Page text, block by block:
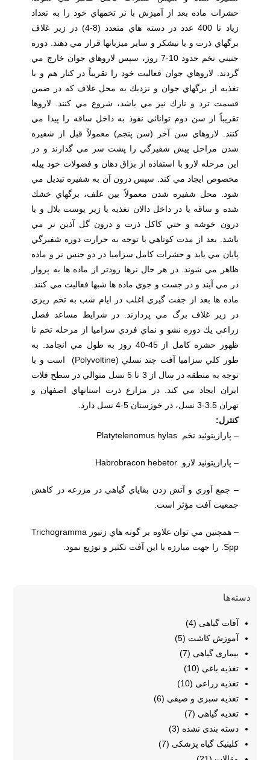
حشرات ماده بعد از آميزش با نر تخمهاي خود را به تعداد
زياد تا 400 عدد در دسته هاي متعدد (8-4) در زير غلاف
برگهاي ذرت و يا نيشكر و ساير ميزبانها قرار مي دهند. دوره
جنيني تخم حدود 10-7 روز، سپس لاروهاي جوان خارج مي
گردند. لاروهاي جوان فعاليت خود را تقريباً در كنار هم و با
تغذيه از برگهاي جوان و نزديك به محل غلاف كه در ضمن
قسمت ترد و نازك نيز مي باشد، شروع مي كنند. لاروها
تقريباً از سن دوم توانائي نفوذ به داخل ساقه را پيدا مي
كنند. لاروهاي سن آخر (سن پنجم) معمولاً قبل از شفيره
شدن مراحل پيش شفيرگي را پشت سر مي گذارند و در
اين مرحله لارو با استفاده از بزاق دهان و فضولات خود پيله
مخصوص ايجاد مي كند. سپس درون آن به شفيره تبديل مي
شود. محل شفيره شدن معمولاً بين علف، برگهاي خشك
شده و ساقه يا در داخل دالان تغذيه يا زير پوست بلال و يا
درون خوشه و حتي كاكل ذرت و درون گل آذين نر مي
باشد. بعد از مدت كوتاهي با توجه به حرارت دوره شفيرگي
پايان مي يابد و حشرات كامل سزاميا در دو جنس نر و ماده
ظاهر مي شوند. در هر حال نرها زودتر از ماده ها به پرواز
در مي آيند و در جست و جوي ماده ها شبها فعاليت مي كنند.
ماده ها بعد از جفت گيري اغلب در ايام شب به تخم ريزي
در زير غلاف برگ مي پردازند. در شرايط مساعد فصل
زراعي يك دوره نشو و نماي فردي سزاميا از مرحله تخم تا
ظهور حشره كامل از 45-40 روز به طول مي انجامد. به
طور كلي سزاميا آفت چند نسلي (Polyvoltine) است و با
توجه به منطقه در سال از 3 تا 5 نسل متوالي در سطح فلات
ايران ايجاد مي كند. در مزارع ذرت استانهاي اصفهان و
تهران 3.5-3 نسل، در خوزستان 5-4 نسل دارد.
کنترل:
– پارازيتوئيد تخم Platytelenomus hylas
– پارازيتوئيد لارو Habrobracon hebetor
– جمع آوري و آتش زدن بقاياي گياهي در مزرعه در كاهش
جمعيت آفت مؤثر است.
– همچنين مي توان علاوه بر گونه هاي زنبور Trichogramma
Spp. را جهت مبارزه با اين آفت تكثير و توزيع نمود.
دسته‌ها
آفات گیاهی (4)
آموزش کاشت (5)
بیماری گیاهی (7)
تغذیه باغی (10)
تغذیه زراعی (10)
تغذیه سبزی و صیفی (6)
تغذیه گیاهی (7)
دسته بندی نشده (3)
کلینیک گیاه پزشکی (7)